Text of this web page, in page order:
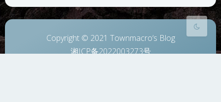
Copyright © 2021 Townmacro‘s Blog
湘ICP备2022003273号